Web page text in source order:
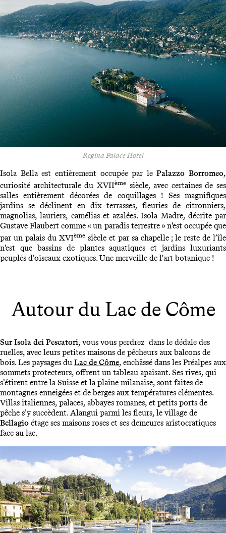
Regina Palace Hotel
Isola Bella est entièrement occupée par lePalazzo Borromeo,
curiosité architecturale du XVIIèmesiècle, avec certaines de ses
salles entièrement décorées de coquillages ! Ses magnifiques
jardins se déclinent en dix terrasses, fleuries de citronniers,
magnolias, lauriers, camélias et azalées. Isola Madre, décrite par
Gustave Flaubert comme « un paradis terrestre » n'est occupée que
par un palais du XVIème siècle et par sa chapelle ; le reste de l’île
n'est que bassins de plantes aquatiques et jardins luxuriants
peuplés d’oiseaux exotiques. Une merveille de l'art botanique !
Autour du Lac de Côme
Sur Isola dei Pescatori, vous vous perdrez dans le dédale des
ruelles, avec leurs petites maisons de pêcheurs aux balcons de
bois. Les paysages du Lac de Côme, enchâssé dans les Préalpes aux
sommets protecteurs, offrent un tableau apaisant. Ses rives, qui
s’étirent entre la Suisse et la plaine milanaise, sont faites de
montagnes enneigées et de berges aux températures clémentes.
Villas italiennes, palaces, abbayes romanes, et petits ports de
pêche s’y succèdent. Alangui parmi les fleurs, le village de
Bellagio étage ses maisons roses et ses demeures aristocratiques
face au lac.